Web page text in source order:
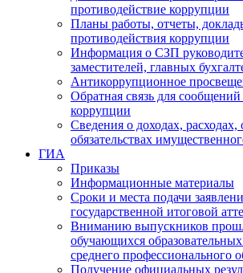
противодействие коррупции
Планы работы, отчеты,
противодействия коррупции
Информация о СЗП
заместителей, главных
Антикоррупционное
Обратная связь для
коррупции
Сведения о доходах,
обязательствах
ГИА
Приказы
Информационные материалы
Сроки и места подачи
государственной итоговой
Вниманию выпускников
обучающихся
среднего профессионального
Получение официальных